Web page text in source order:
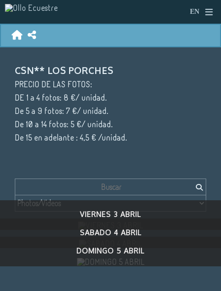
CSN** LOS PORCHES
PRECIO DE LAS FOTOS:
DE 1 a 4 fotos: 8 €/ unidad.
De 5 a 9 fotos: 7 €/ unidad.
De 10 a 14 fotos: 5 €/ unidad.
De 15 en adelante : 4,5 € /unidad.
VIERNES 3 ABRIL
SABADO 4 ABRIL
DOMINGO 5 ABRIL